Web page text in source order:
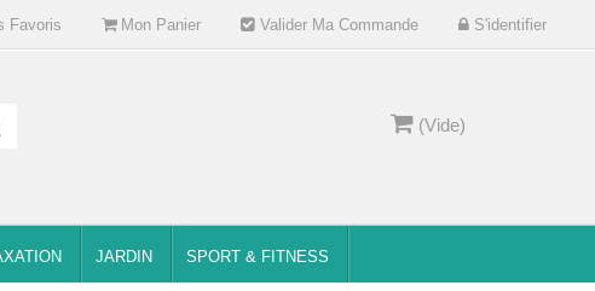
Favoris Mon Panier Valider Ma Commande S'identifier
(Vide)
JARDIN SPORT & FITNESS